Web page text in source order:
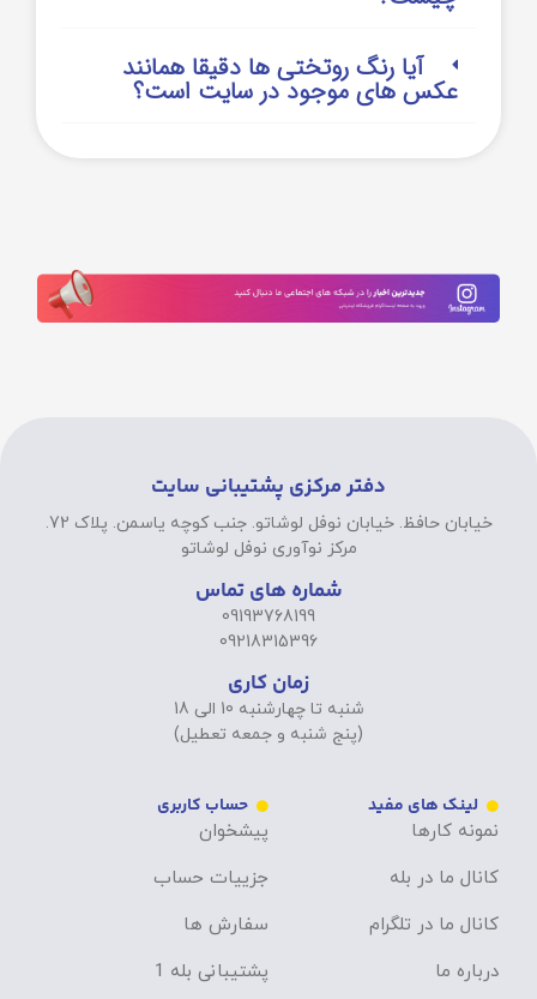
آیا رنگ روتختی ها دقیقا همانند
عکس های موجود در سایت است؟
دفتر مرکزی پشتیبانی سایت
خیابان حافظ. خیابان نوفل لوشاتو. جنب کوچه یاسمن. پلاک 72.
مرکز نوآوری نوفل لوشاتو
شماره های تماس
09193768199
09218315396
زمان کاری
شنبه تا چهارشنبه 10 الی 18
(پنج شنبه و جمعه تعطیل)
لینک های مفید
نمونه کارها
کانال ما در بله
کانال ما در تلگرام
درباره ما
حساب کاربری
پیشخوان
جزییات حساب
سفارش ها
پشتیبانی بله 1